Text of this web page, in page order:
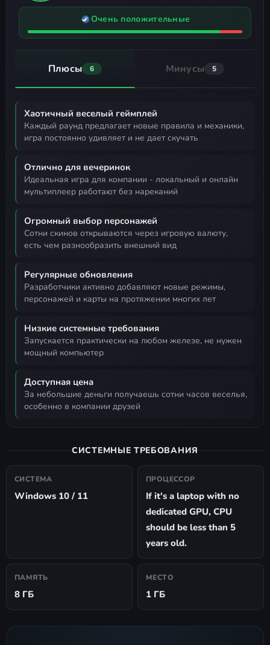
Очень положительные
Плюсы 6 Минусы 5
Хаотичный веселый геймплей
каждый раунд предлагает новые правила и механики,
игра постоянно удивляет и не дает скучать
Отлично для вечеринок
идеальная игра для компании - локальный и онлайн
мультиплеер работают без нареканий
Огромный выбор персонажей
сотни скинов открываются через игровую валюту,
есть чем разнообразить внешний вид
Регулярные обновления
разработчики активно добавляют новые режимы,
персонажей и карты на протяжении многих лет
Низкие системные требования
запускается практически на любом железе, не нужен
мощный компьютер
Доступная цена
за небольшие деньги получаешь сотни часов веселья,
особенно в компании друзей
СИСТЕМНЫЕ ТРЕБОВАНИЯ
СИСТЕМА
Windows 10 / 11
ПРОЦЕССОР
If it's a laptop with no
dedicated GPU, CPU
should be less than 5
years old.
ПАМЯТЬ
8 ГБ
МЕСТО
1 ГБ